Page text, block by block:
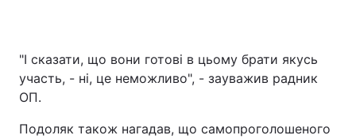
"І сказати, що вони готові в цьому брати якусь
участь, - ні, це неможливо", - зауважив радник
ОП.
Подоляк також нагадав, що самопроголошеного